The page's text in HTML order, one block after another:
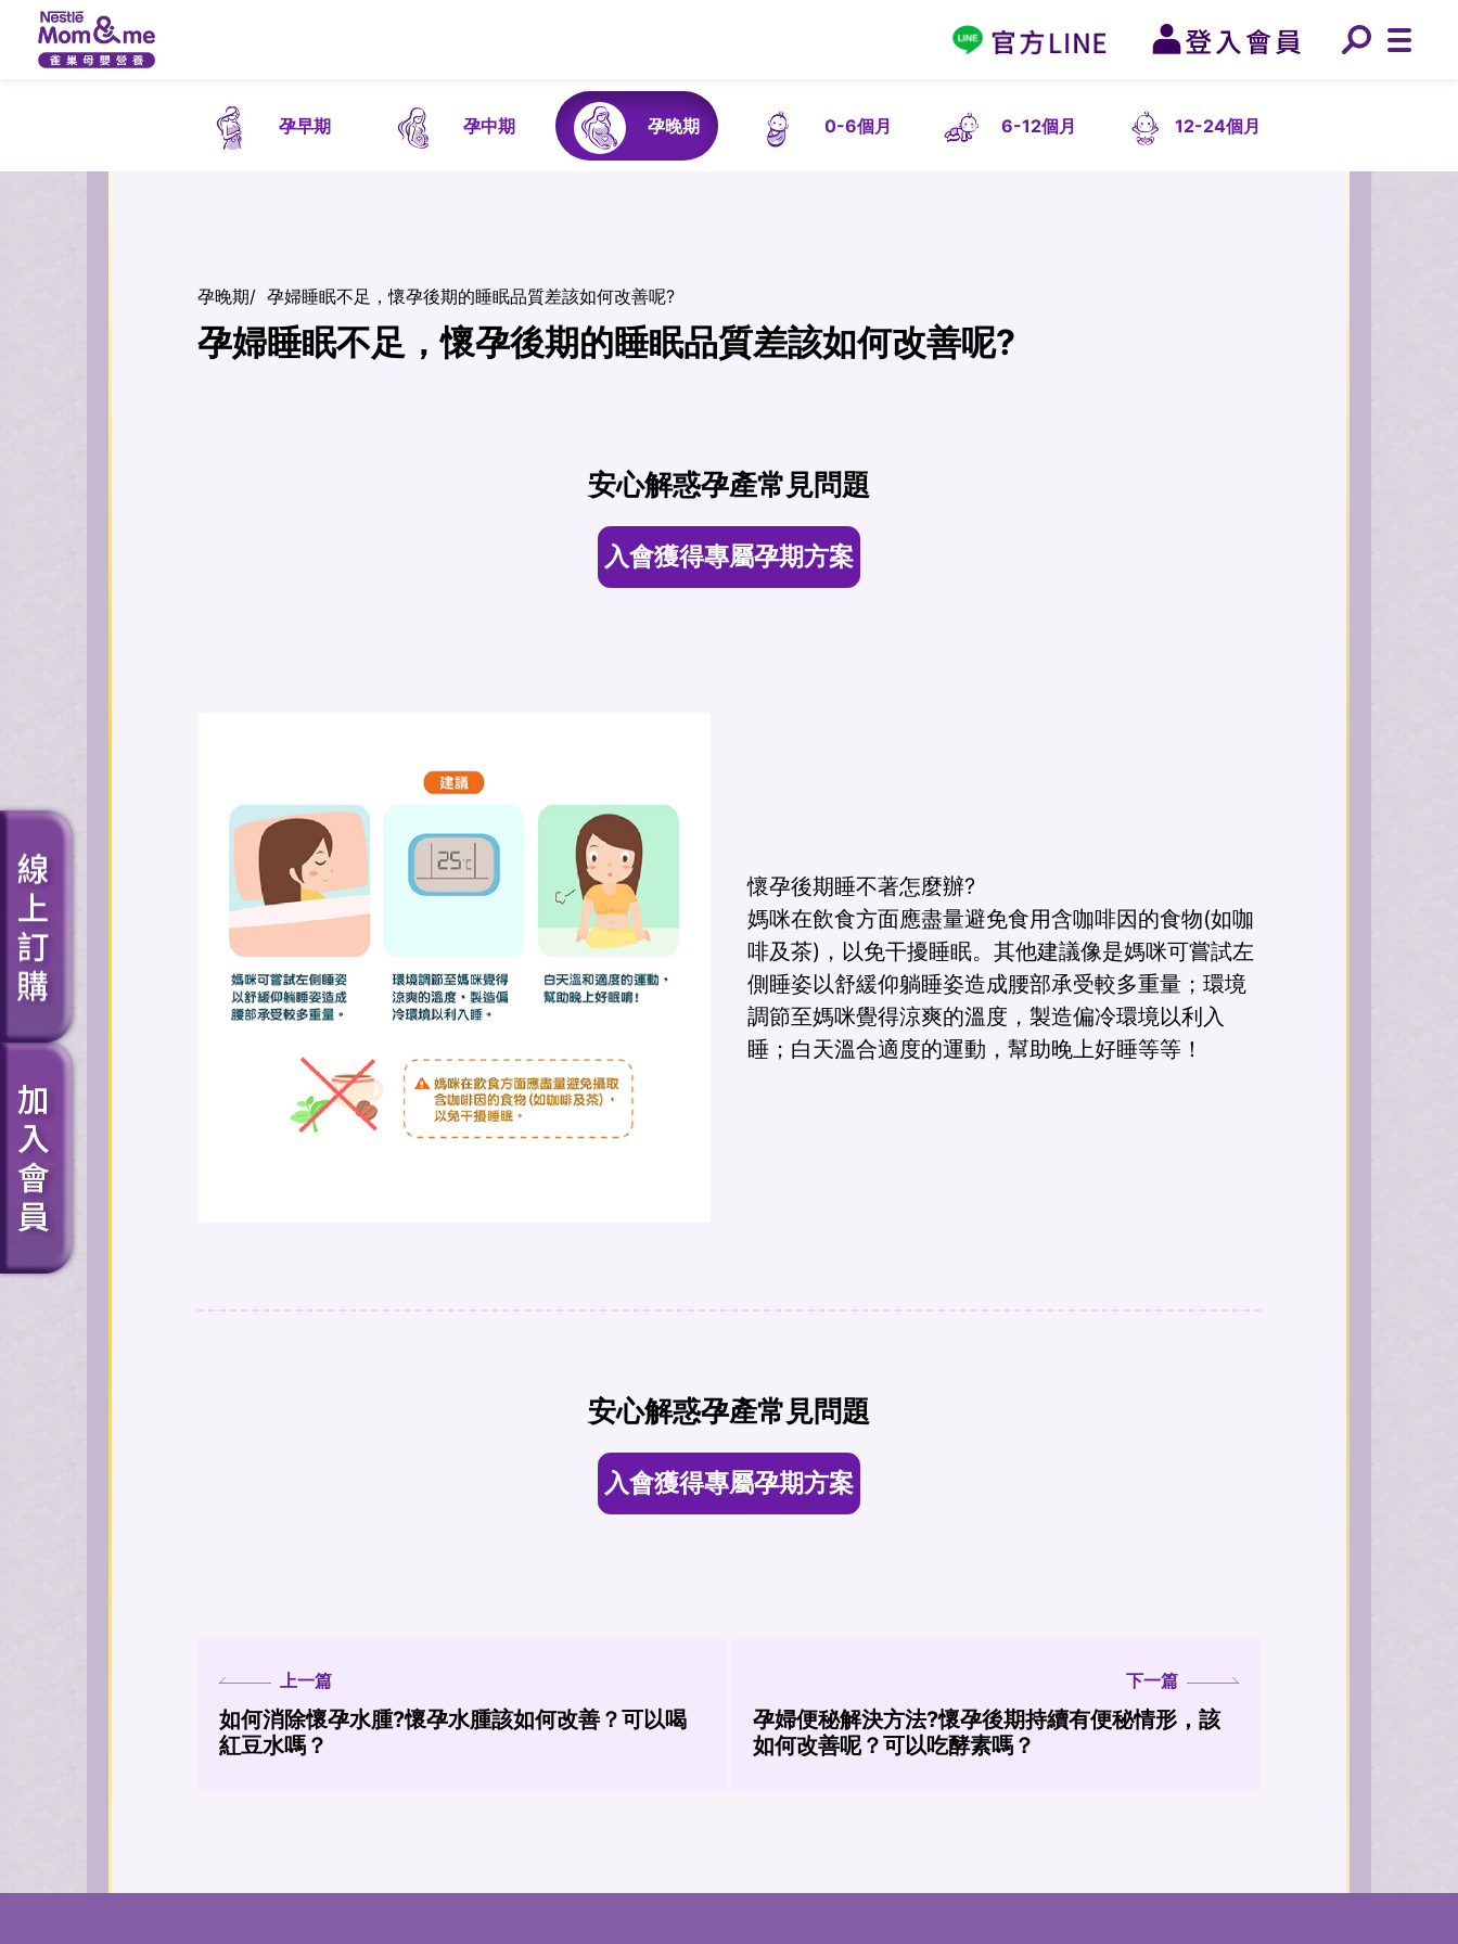
孕早期 孕中期 孕晚期 0-6個月 6-12個月 12-24個月
孕晚期/ 孕婦睡眠不足，懷孕後期的睡眠品質差該如何改善呢?
孕婦睡眠不足，懷孕後期的睡眠品質差該如何改善呢?
安心解惑孕產常見問題
入會獲得專屬孕期方案
懷孕後期睡不著怎麼辦?
媽咪在飲食方面應盡量避免食用含咖啡因的食物(如咖
啡及茶)，以免干擾睡眠。其他建議像是媽咪可嘗試左
側睡姿以舒緩仰躺睡姿造成腰部承受較多重量；環境
調節至媽咪覺得涼爽的溫度，製造偏冷環境以利入
睡；白天溫合適度的運動，幫助晚上好睡等等！
安心解惑孕產常見問題
入會獲得專屬孕期方案
上一篇
如何消除懷孕水腫?懷孕水腫該如何改善？可以喝
紅豆水嗎？
下一篇
孕婦便秘解決方法?懷孕後期持續有便秘情形，該
如何改善呢？可以吃酵素嗎？